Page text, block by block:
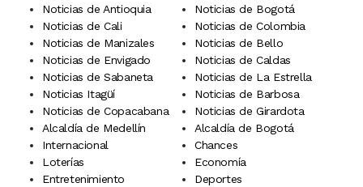
Noticias de Antioquia
Noticias de Bogotá
Noticias de Cali
Noticias de Colombia
Noticias de Manizales
Noticias de Bello
Noticias de Envigado
Noticias de Caldas
Noticias de Sabaneta
Noticias de La Estrella
Noticias Itagüí
Noticias de Barbosa
Noticias de Copacabana
Noticias de Girardota
Alcaldía de Medellín
Alcaldía de Bogotá
Internacional
Chances
Loterías
Economía
Entretenimiento
Deportes